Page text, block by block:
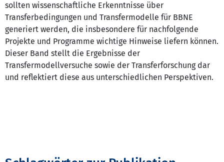
sollten wissenschaftliche Erkenntnisse über
Transferbedingungen und Transfermodelle für BBNE
generiert werden, die insbesondere für nachfolgende
Projekte und Programme wichtige Hinweise liefern können.
Dieser Band stellt die Ergebnisse der
Transfermodellversuche sowie der Transferforschung dar
und reflektiert diese aus unterschiedlichen Perspektiven.